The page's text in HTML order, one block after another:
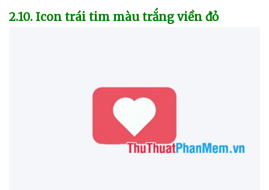
2.10. Icon trái tim màu trắng viền đỏ